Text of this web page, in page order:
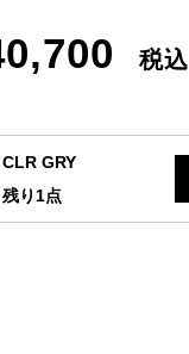
税込
GRY
り1点